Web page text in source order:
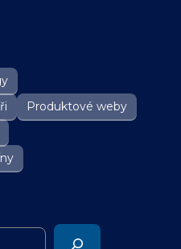
Produktové weby